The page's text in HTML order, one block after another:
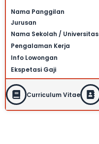
Nama Panggilan
Jurusan
Nama Sekolah / Universitas
Pengalaman Kerja
Info Lowongan
Ekspetasi Gaji
Curriculum Vitae